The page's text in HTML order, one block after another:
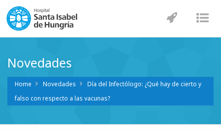
Novedades
Home Novedades
Día del Infectólogo: ¿Qué hay de cierto y
falso con respecto a las vacunas?